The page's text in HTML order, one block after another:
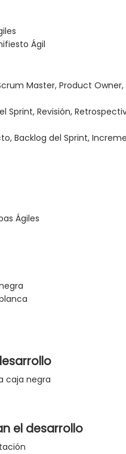
Ágil
Master, Product Owner,
Sprint, Revisión,
Backlog del Sprint,
Ágiles
caja negra
el desarrollo